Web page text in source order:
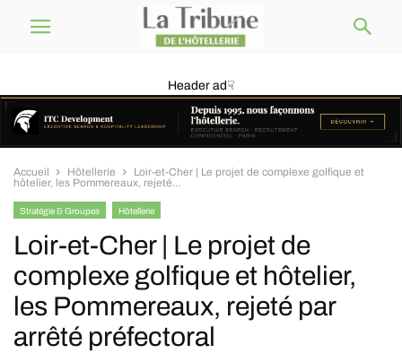
Header ad☟
Accueil Hôtellerie
Loir-et-Cher | Le projet de complexe golfique et
hôtelier, les Pommereaux, rejeté...
Stratégie & Groupes Hôtellerie
Loir-et-Cher | Le projet de
complexe golfique et hôtelier,
les Pommereaux, rejeté par
arrêté préfectoral